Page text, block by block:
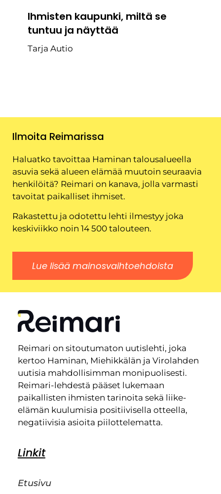
Ihmisten kaupunki, miltä se
tuntuu ja näyttää
Tarja Autio
Ilmoita Reimarissa
Haluatko tavoittaa Haminan talousalueella
asuvia sekä alueen elämää muutoin seuraavia
henkilöitä? Reimari on kanava, jolla varmasti
tavoitat paikalliset ihmiset.
Rakastettu ja odotettu lehti ilmestyy joka
keskiviikko noin 14 500 talouteen.
Lue lisää mainosvaihtoehdoista
Reimari on sitoutumaton uutislehti, joka
kertoo Haminan, Miehikkälän ja Virolahden
uutisia mahdollisimman monipuolisesti.
Reimari-lehdestä pääset lukemaan
paikallisten ihmisten tarinoita sekä liike-
elämän kuulumisia positiivisella otteella,
negatiivisia asioita piilottelematta.
Linkit
Etusivu